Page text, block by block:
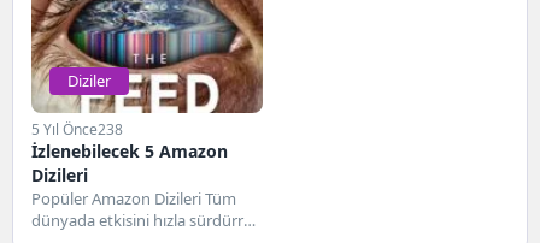
Diziler
5 Yıl Önce238
İzlenebilecek 5 Amazon
Dizileri
Popüler Amazon Dizileri Tüm
dünyada etkisini hızla sürdürren